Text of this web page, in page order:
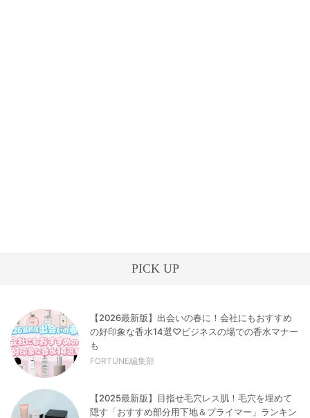
PICK UP
【2026最新版】出会いの春に！会社にもおすすめ
の好印象な香水14選♡ビジネスの場での香水マナー
も
FORTUNE編集部
【2025最新版】目指せ毛穴レス肌！毛穴を埋めて
隠す「おすすめ部分用下地＆プライマー」ランキン